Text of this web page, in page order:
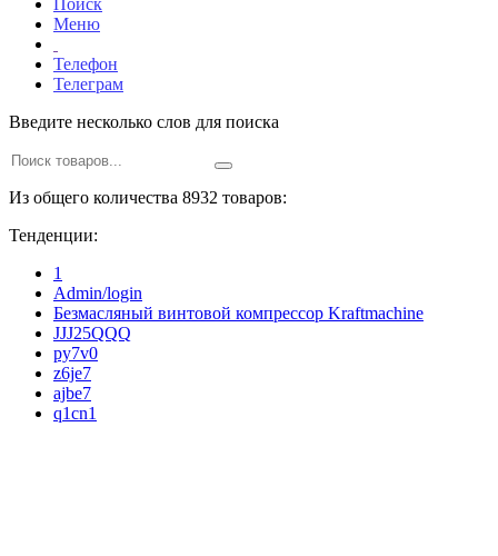
Поиск
Меню
Телефон
Телеграм
Введите несколько слов для поиска
Из общего количества 8932 товаров:
Тенденции:
1
Admin/login
Безмасляный винтовой компрессор Kraftmaсhine
JJJ25QQQ
py7v0
z6je7
ajbe7
q1cn1